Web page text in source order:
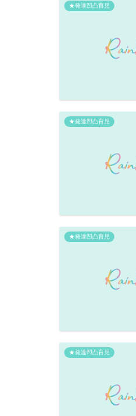
★発達凹凸育児
★発達凹凸育児
★発達凹凸育児
★発達凹凸育児